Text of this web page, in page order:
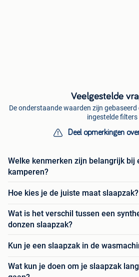
Veelgestelde
De onderstaande waarden zijn
ingestelde filters
Deel opmerkingen
Welke kenmerken zijn belangrijk bij
kamperen?
Hoe kies je de juiste maat slaapzak?
Wat is het verschil tussen een
donzen slaapzak?
Kun je een slaapzak in de
Wat kun je doen om je slaapzak